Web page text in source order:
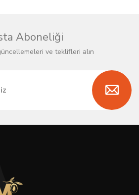
Aboneliği
ve teklifleri alın